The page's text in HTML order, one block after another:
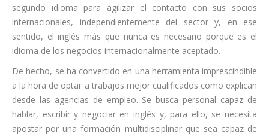
segundo idioma para agilizar el contacto con sus socios
internacionales, independientemente del sector y, en ese
sentido, el inglés más que nunca es necesario porque es el
idioma de los negocios internacionalmente aceptado.
De hecho, se ha convertido en una herramienta imprescindible
a la hora de optar a trabajos mejor cualificados como explican
desde las agencias de empleo. Se busca personal capaz de
hablar, escribir y negociar en inglés y, para ello, se necesita
apostar por una formación multidisciplinar que sea capaz de